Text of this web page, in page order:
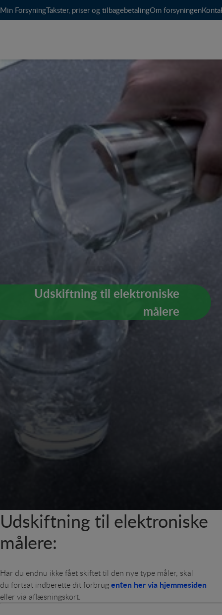
Min ForsyningTakster, priser og tilbagebetalingOm forsyningen
Udskiftning til elektroniske
målere
Udskiftning til elektroniske
målere:
Har du endnu ikke fået skiftet til den nye type måler, skal
du fortsat indberette dit forbrugenten her via hjemmesiden
eller via aflæsningskort.